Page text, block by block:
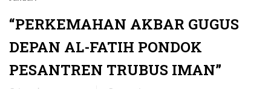
“PERKEMAHAN AKBAR GUGUS
DEPAN AL-FATIH PONDOK
PESANTREN TRUBUS IMAN”